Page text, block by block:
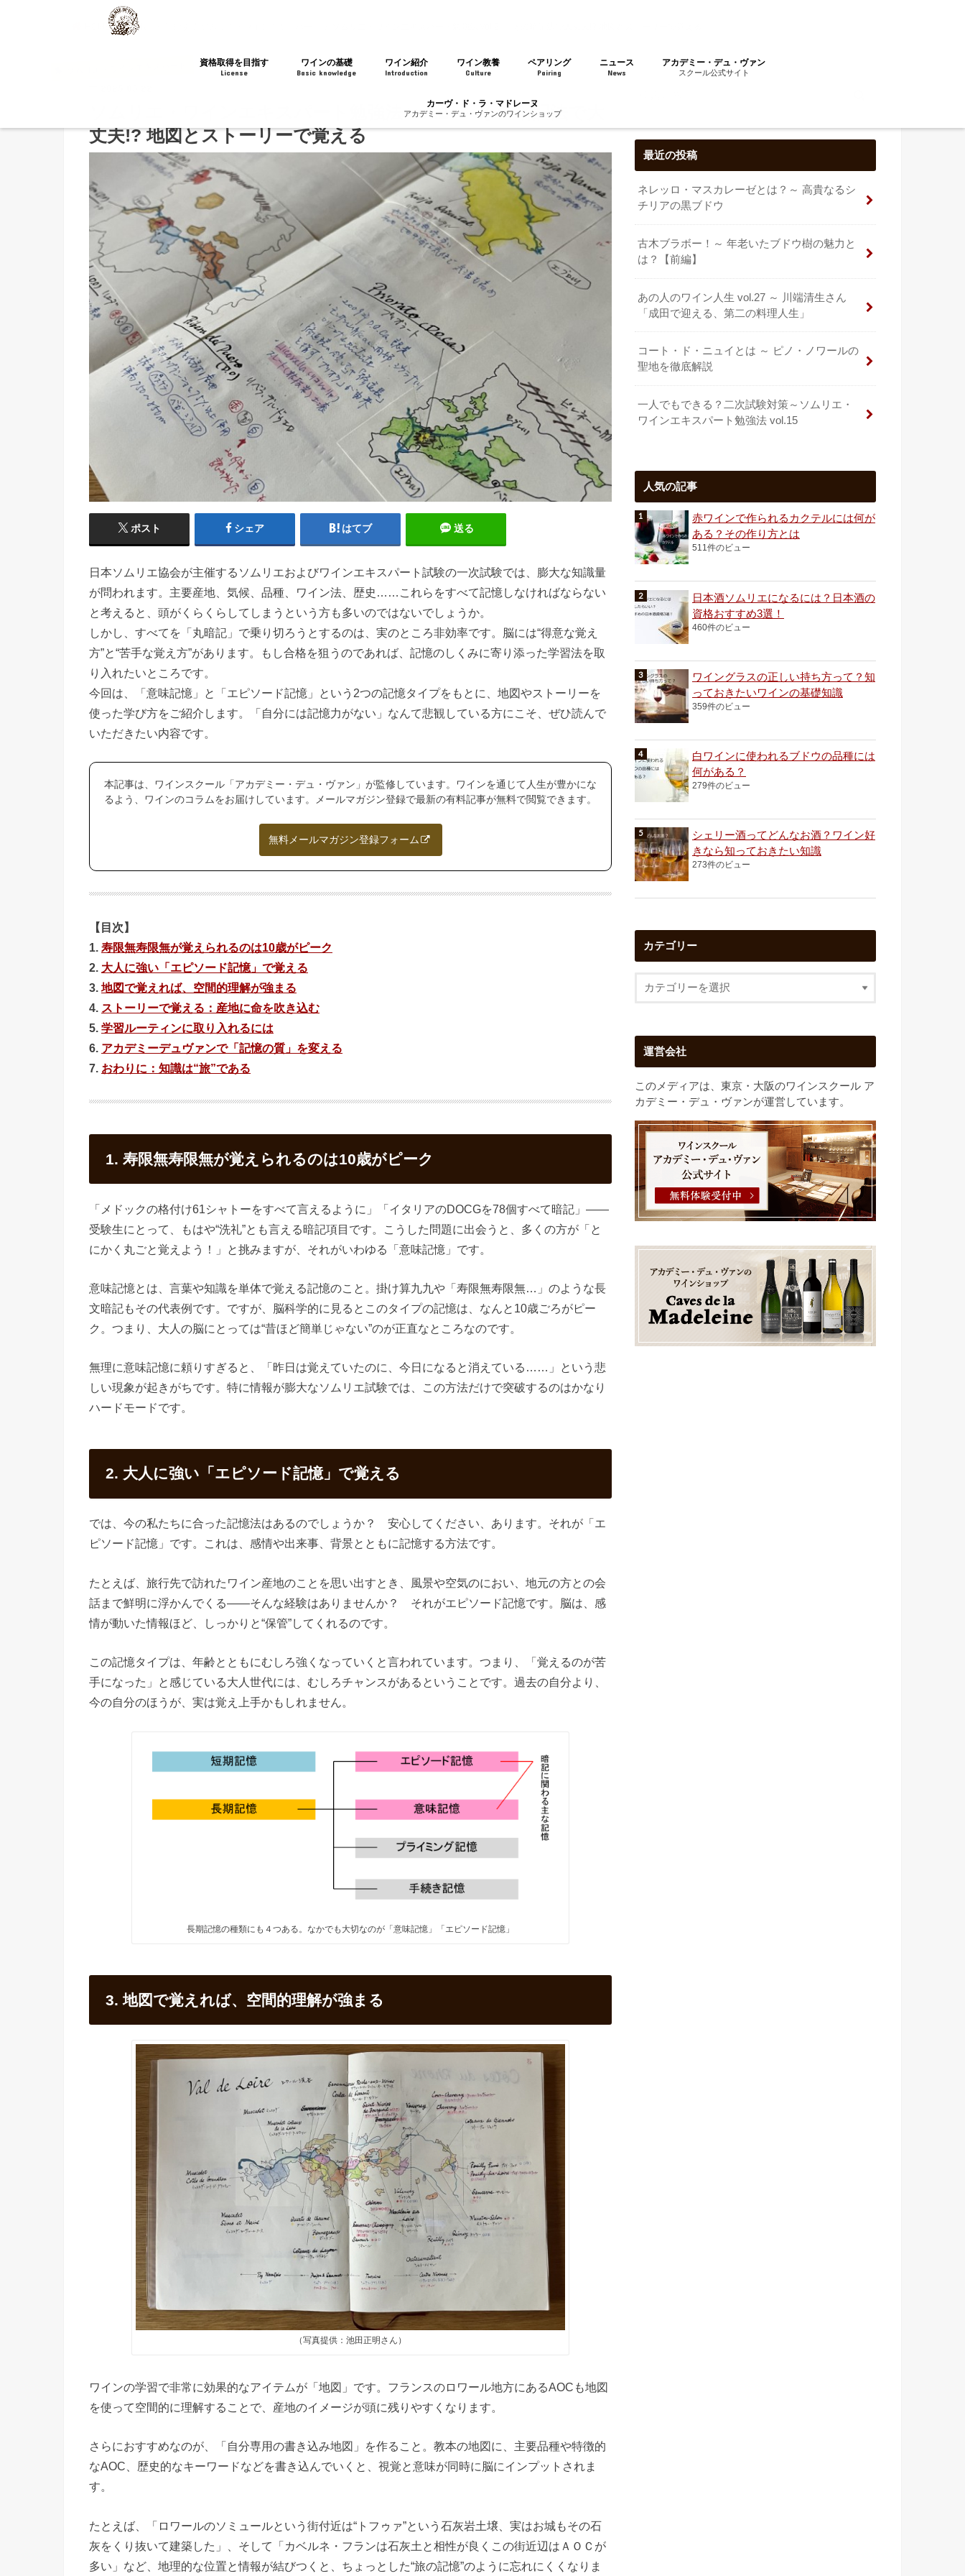
資格取得を目指す
License
ワインの基礎
Basic knowledge
ワイン紹介
Introduction
ワイン教養
Culture
ペアリング
Pairing
ニュース
News
アカデミー・デュ・ヴァン
スクール公式サイト
カーヴ・ド・ラ・マドレーヌ
アカデミー・デュ・ヴァンのワインショップ
HOME 資格取得を目指す
ソムリエ・ワインエキスパート勉強法 vol.2 ～ その暗記法で大
丈夫!? 地図とストーリーで覚える
ポスト シェア はてブ 送る
日本ソムリエ協会が主催するソムリエおよびワインエキスパート試験の一次試験では、膨大な知識量
が問われます。主要産地、気候、品種、ワイン法、歴史……これらをすべて記憶しなければならない
と考えると、頭がくらくらしてしまうという方も多いのではないでしょうか。
しかし、すべてを「丸暗記」で乗り切ろうとするのは、実のところ非効率です。脳には“得意な覚え
方”と“苦手な覚え方”があります。もし合格を狙うのであれば、記憶のしくみに寄り添った学習法を取
り入れたいところです。
今回は、「意味記憶」と「エピソード記憶」という2つの記憶タイプをもとに、地図やストーリーを
使った学び方をご紹介します。「自分には記憶力がない」なんて悲観している方にこそ、ぜひ読んで
いただきたい内容です。
本記事は、ワインスクール「アカデミー・デュ・ヴァン」が監修しています。ワインを通じて人生が豊かにな
るよう、ワインのコラムをお届けしています。メールマガジン登録で最新の有料記事が無料で閲覧できます。
無料メールマガジン登録フォーム
【目次】
1. 寿限無寿限無が覚えられるのは10歳がピーク
2. 大人に強い「エピソード記憶」で覚える
3. 地図で覚えれば、空間的理解が強まる
4. ストーリーで覚える：産地に命を吹き込む
5. 学習ルーティンに取り入れるには
6. アカデミーデュヴァンで「記憶の質」を変える
7. おわりに：知識は“旅”である
1. 寿限無寿限無が覚えられるのは10歳がピーク
「メドックの格付け61シャトーをすべて言えるように」「イタリアのDOCGを78個すべて暗記」――
受験生にとって、もはや“洗礼”とも言える暗記項目です。こうした問題に出会うと、多くの方が「と
にかく丸ごと覚えよう！」と挑みますが、それがいわゆる「意味記憶」です。
意味記憶とは、言葉や知識を単体で覚える記憶のこと。掛け算九九や「寿限無寿限無…」のような長
文暗記もその代表例です。ですが、脳科学的に見るとこのタイプの記憶は、なんと10歳ごろがピー
ク。つまり、大人の脳にとっては“昔ほど簡単じゃない”のが正直なところなのです。
無理に意味記憶に頼りすぎると、「昨日は覚えていたのに、今日になると消えている……」という悲
しい現象が起きがちです。特に情報が膨大なソムリエ試験では、この方法だけで突破するのはかなり
ハードモードです。
2. 大人に強い「エピソード記憶」で覚える
では、今の私たちに合った記憶法はあるのでしょうか？ 安心してください、あります。それが「エ
ピソード記憶」です。これは、感情や出来事、背景とともに記憶する方法です。
たとえば、旅行先で訪れたワイン産地のことを思い出すとき、風景や空気のにおい、地元の方との会
話まで鮮明に浮かんでくる――そんな経験はありませんか？ それがエピソード記憶です。脳は、感
情が動いた情報ほど、しっかりと“保管”してくれるのです。
この記憶タイプは、年齢とともにむしろ強くなっていくと言われています。つまり、「覚えるのが苦
手になった」と感じている大人世代には、むしろチャンスがあるということです。過去の自分より、
今の自分のほうが、実は覚え上手かもしれません。
長期記憶の種類にも４つある。なかでも大切なのが「意味記憶」「エピソード記憶」
3. 地図で覚えれば、空間的理解が強まる
（写真提供：池田正明さん）
ワインの学習で非常に効果的なアイテムが「地図」です。フランスのロワール地方にあるAOCも地図
を使って空間的に理解することで、産地のイメージが頭に残りやすくなります。
さらにおすすめなのが、「自分専用の書き込み地図」を作ること。教本の地図に、主要品種や特徴的
なAOC、歴史的なキーワードなどを書き込んでいくと、視覚と意味が同時に脳にインプットされま
す。
たとえば、「ロワールのソミュールという街付近は“トフゥァ”という石灰岩土壌、実はお城もその石
灰をくり抜いて建築した」、そして「カベルネ・フランは石灰土と相性が良くこの街近辺はＡＯＣが
多い」など、地理的な位置と情報が結びつくと、ちょっとした“旅の記憶”のように忘れにくくなりま
最近の投稿
ネレッロ・マスカレーゼとは？～ 高貴なるシ
チリアの黒ブドウ
古木ブラボー！～ 年老いたブドウ樹の魅力と
は？【前編】
あの人のワイン人生 vol.27 ～ 川端清生さん
「成田で迎える、第二の料理人生」
コート・ド・ニュイとは ～ ピノ・ノワールの
聖地を徹底解説
一人でもできる？二次試験対策～ソムリエ・
ワインエキスパート勉強法 vol.15
人気の記事
赤ワインで作られるカクテルには何が
ある？その作り方とは
511件のビュー
日本酒ソムリエになるには？日本酒の
資格おすすめ3選！
460件のビュー
ワイングラスの正しい持ち方って？知
っておきたいワインの基礎知識
359件のビュー
白ワインに使われるブドウの品種には
何がある？
279件のビュー
シェリー酒ってどんなお酒？ワイン好
きなら知っておきたい知識
273件のビュー
カテゴリー
運営会社
このメディアは、東京・大阪のワインスクール ア
カデミー・デュ・ヴァンが運営しています。